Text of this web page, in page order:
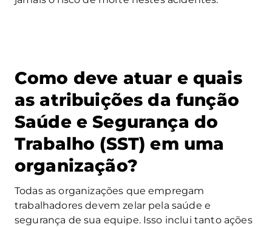
Como deve atuar e quais
as atribuições da função
Saúde e Segurança do
Trabalho (SST) em uma
organização?
Todas as organizações que empregam
trabalhadores devem zelar pela saúde e
segurança de sua equipe. Isso inclui tanto ações